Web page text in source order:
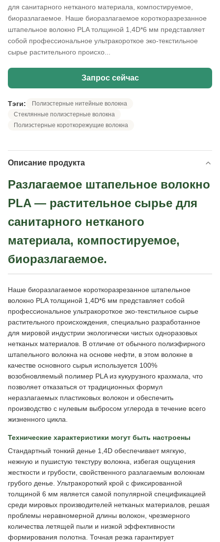
для санитарного нетканого материала, компостируемое,
биоразлагаемое. Наше биоразлагаемое короткоразрезанное
штапельное волокно PLA толщиной 1,4D*6 мм представляет
собой профессиональное ультракороткое эко-текстильное
сырье растительного происхо...
Запрос сейчас
Тэги:
Полиэстерные нитейные волокна
Стеклянные полиэстерные волокна
Полиэстерные короткорежущие волокна
Описание продукта
Разлагаемое штапельное волокно
PLA — растительное сырье для
санитарного нетканого
материала, компостируемое,
биоразлагаемое.
Наше биоразлагаемое короткоразрезанное штапельное
волокно PLA толщиной 1,4D*6 мм представляет собой
профессиональное ультракороткое эко-текстильное сырье
растительного происхождения, специально разработанное
для мировой индустрии экологически чистых одноразовых
нетканых материалов. В отличие от обычного полиэфирного
штапельного волокна на основе нефти, в этом волокне в
качестве основного сырья используется 100%
возобновляемый полимер PLA из кукурузного крахмала, что
позволяет отказаться от традиционных формул
неразлагаемых пластиковых волокон и обеспечить
производство с нулевым выбросом углерода в течение всего
жизненного цикла.
Технические характеристики могут быть настроены
Стандартный тонкий денье 1,4D обеспечивает мягкую,
нежную и пушистую текстуру волокна, избегая ощущения
жесткости и грубости, свойственного разлагаемым волокнам
грубого денье. Ультракороткий крой с фиксированной
толщиной 6 мм является самой популярной спецификацией
среди мировых производителей нетканых материалов, решая
проблемы неравномерной длины волокон, чрезмерного
количества летящей пыли и низкой эффективности
формирования полотна. Точная резка гарантирует